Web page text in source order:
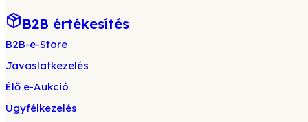
B2B értékesítés
B2B-e-Store
Javaslatkezelés
Élő e-Aukció
Ügyfélkezelés